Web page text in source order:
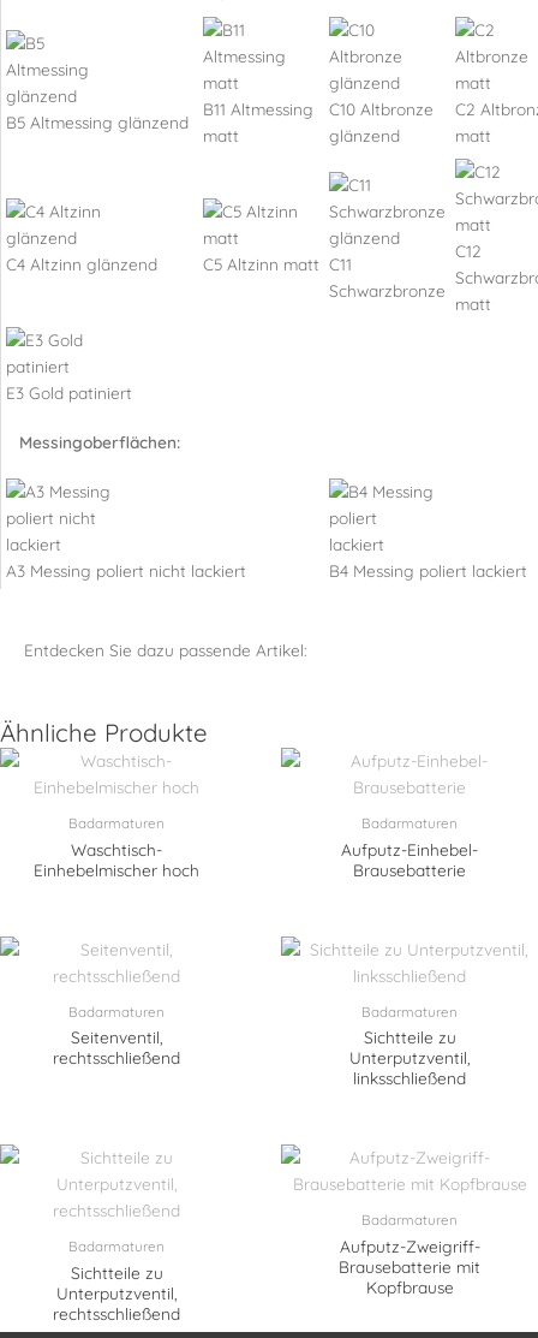
B5 Altmessing glänzend
B11 Altmessing
matt
C10 Altbronze
glänzend
C2
matt
C4 Altzinn glänzend C5 Altzinn matt C11
Schwarzbronze
C12
matt
E3 Gold patiniert
Messingoberflächen:
A3 Messing poliert nicht lackiert B4 Messing poliert lackiert
Entdecken Sie dazu passende Artikel:
Ähnliche Produkte
Badarmaturen
Waschtisch-
Einhebelmischer hoch
Badarmaturen
Aufputz-Einhebel-
Brausebatterie
Badarmaturen
Seitenventil,
rechtsschließend
Badarmaturen
Sichtteile zu
Unterputzventil,
linksschließend
Badarmaturen
Sichtteile zu
Unterputzventil,
rechtsschließend
Badarmaturen
Aufputz-Zweigriff-
Brausebatterie mit
Kopfbrause